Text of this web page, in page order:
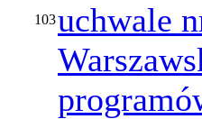
103uchwale